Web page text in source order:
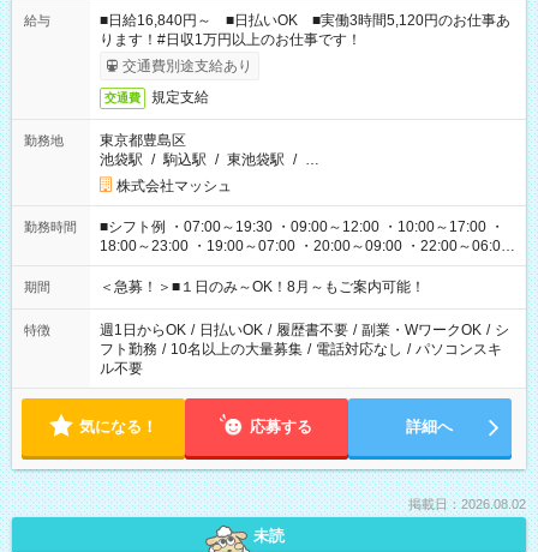
給与
■日給16,840円～ ■日払いOK ■実働3時間5,120円のお仕事あ
ります！#日収1万円以上のお仕事です！
交通費別途支給あり
交通費 規定支給
勤務地
東京都豊島区
池袋駅 / 駒込駅 / 東池袋駅 / …
株式会社マッシュ
勤務時間
■シフト例 ・07:00～19:30 ・09:00～12:00 ・10:00～17:00 ・
18:00～23:00 ・19:00～07:00 ・20:00～09:00 ・22:00～06:00
etc ★最短で3時間で5,120円のお仕事から 15時間で2万円近く稼
げるお仕事も！ ご希望のお時間に合わせてご紹介！ ※シフトは
ください！
期間 ＜急募！＞■１日のみ～OK！8月～もご案内可能！
特徴 週1日からOK / 日払いOK / 履歴書不要 / 副業・WワークOK / シ
フト勤務 / 10名以上の大量募集 / 電話対応なし / パソコンスキ
ル不要
気になる！ 応募する 詳細へ
掲載日：2026.08.02
未読